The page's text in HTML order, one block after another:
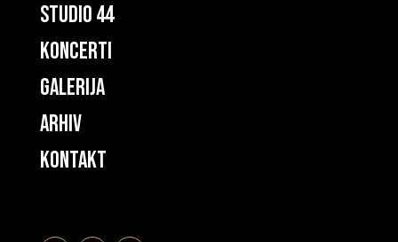
STUDIO 44
KONCERTI
GALERIJA
ARHIV
kontaKt